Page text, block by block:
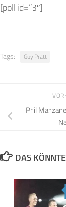
[poll id=”3″]
Tags: Guy Pratt
Phil
DAS